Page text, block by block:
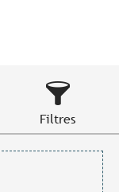
Filtres